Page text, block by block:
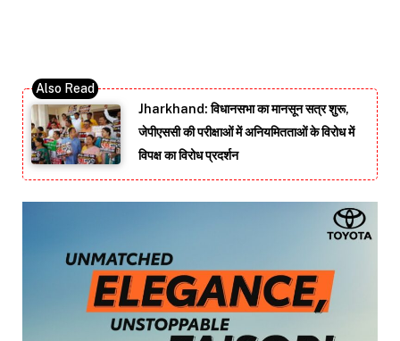
Jharkhand: विधानसभा का मानसून सत्र शुरू,
जेपीएससी की परीक्षाओं में अनियमितताओं के विरोध में
विपक्ष का विरोध प्रदर्शन